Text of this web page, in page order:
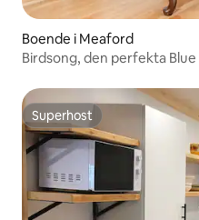
Boende i Meaford
Birdsong, den perfekta
Superhost
Superhost